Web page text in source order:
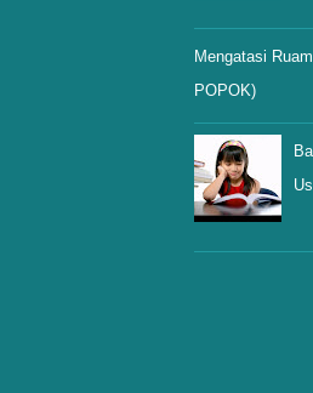
Mengatasi
POPOK)